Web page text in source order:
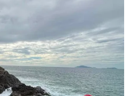
trẻ em đuối nước. (Ảnh: TTXVN
tác Ban Chỉ đạo Quốc gia
tai do Thứ trưởng Bộ
Phạm Ngọc Thưởng làm
tra, làm việc tại tỉnh